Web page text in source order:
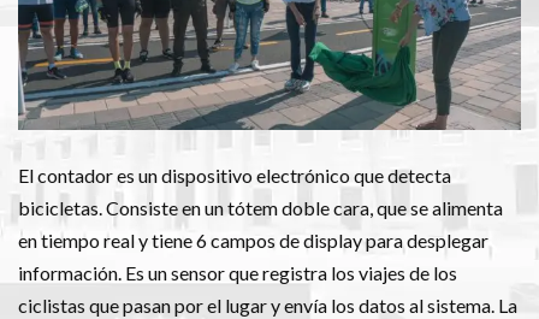
El contador es un dispositivo electrónico que detecta
bicicletas. Consiste en un tótem doble cara, que se alimenta
en tiempo real y tiene 6 campos de display para desplegar
información. Es un sensor que registra los viajes de los
ciclistas que pasan por el lugar y envía los datos al sistema. La